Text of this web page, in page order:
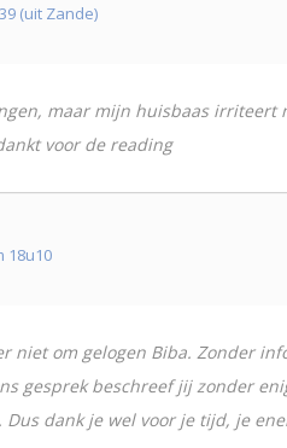
(uit Zande)
maar mijn huisbaas
voor de reading
18u10
niet om gelogen Biba. Zonder
gesprek beschreef jij zonder
dank je wel voor je tijd, je